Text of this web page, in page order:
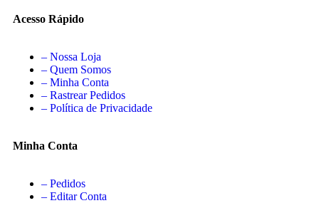
Acesso Rápido
– Nossa Loja
– Quem Somos
– Minha Conta
– Rastrear Pedidos
– Política de Privacidade
Minha Conta
– Pedidos
– Editar Conta